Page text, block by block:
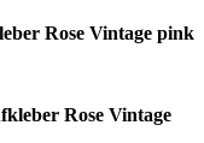
Rose Vintage pink
Rose Vintage